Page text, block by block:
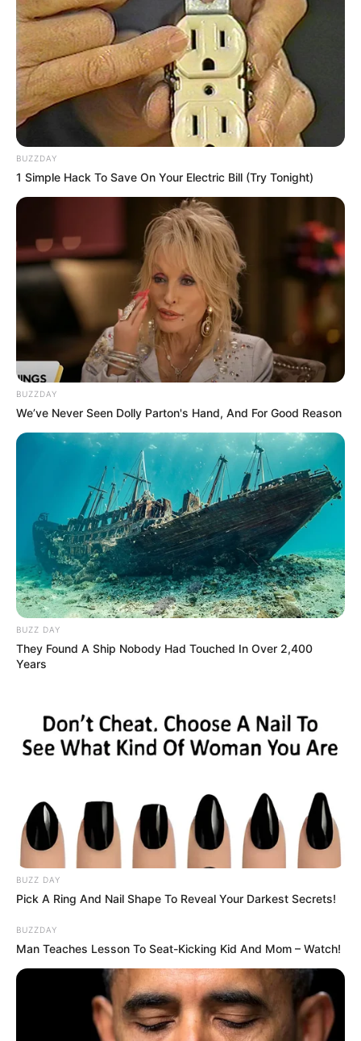
BUZZDAY
1 Simple Hack To Save On Your Electric Bill (Try Tonight)
BUZZDAY
We’ve Never Seen Dolly Parton's Hand, And For Good Reason
BUZZ DAY
They Found A Ship Nobody Had Touched In Over 2,400
Years
BUZZ DAY
Pick A Ring And Nail Shape To Reveal Your Darkest Secrets!
BUZZDAY
Man Teaches Lesson To Seat-Kicking Kid And Mom – Watch!